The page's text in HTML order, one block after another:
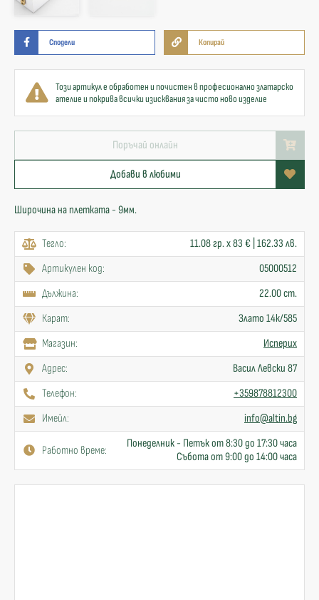
Сподели Копирай
Този артикул е обработен и почистен в професионално златарско
ателие и покрива всички изисквания за чисто ново изделие
Поръчай онлайн
Добави в любими
Широчина на плетката - 9мм.
Тегло:
11.08 гр. x 83 € | 162.33 лв.
Артикулен код:
05000512
Дължина:
22.00 cm.
Карат:
Злато 14к/585
Mагазин:
Исперих
Адрес:
Васил Левски 87
Телефон:
+359878812300
Имейл:
info@altin.bg
Работно време:
Понеделник - Петък от 8:30 до 17:30 часа
Събота от 9:00 до 14:00 часа